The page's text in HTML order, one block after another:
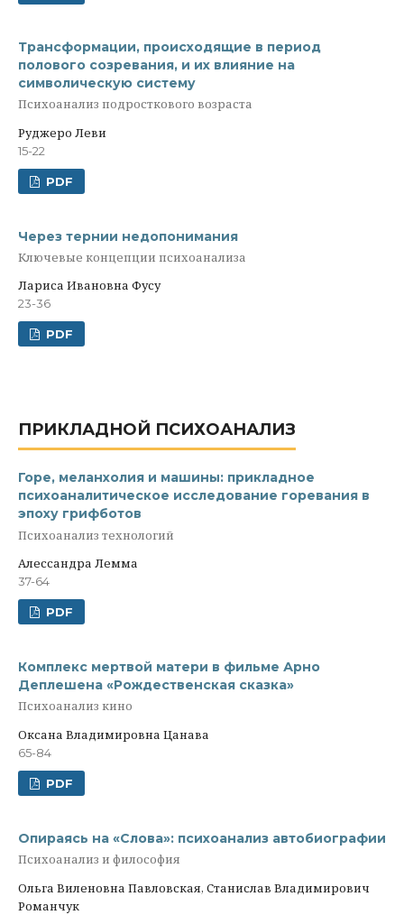
Трансформации, происходящие в период
полового созревания, и их влияние на
символическую систему
Психоанализ подросткового возраста
Руджеро Леви
15-22
PDF
Через тернии недопонимания
Ключевые концепции психоанализа
Лариса Ивановна Фусу
23-36
PDF
ПРИКЛАДНОЙ ПСИХОАНАЛИЗ
Горе, меланхолия и машины: прикладное
психоаналитическое исследование горевания в
эпоху грифботов
Психоанализ технологий
Алессандра Лемма
37-64
PDF
Комплекс мертвой матери в фильме Арно
Деплешена «Рождественская сказка»
Психоанализ кино
Оксана Владимировна Цанава
65-84
PDF
Опираясь на «Слова»: психоанализ автобиографии
Психоанализ и философия
Ольга Виленовна Павловская, Станислав Владимирович
Романчук